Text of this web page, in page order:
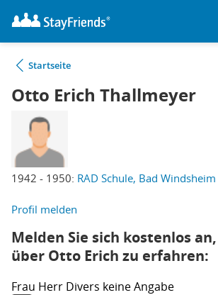
Startseite
Otto Erich Thallmeyer
1942 - 1950: RAD Schule, Bad Windsheim
Profil melden
Melden Sie sich kostenlos
über Otto Erich zu erfahren:
Frau Herr Divers keine Angabe